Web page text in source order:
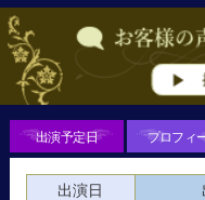
出演予定日
出演日
プロフィ